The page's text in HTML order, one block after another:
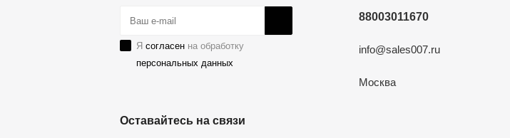
Я согласенна обработку
персональных данных
Оставайтесь на связи
88003011670
info@sales007.ru
Москва